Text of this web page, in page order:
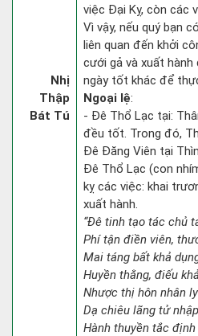
Nhị
Thập
Bát Tú
việc Đại Kỵ, còn các
Vì vậy, nếu quý bạn
liên quan đến khởi
cưới gả và xuất
ngày tốt khác để
Ngoại lệ:
- Đê Thổ Lạc tại:
đều tốt. Trong đó,
Đê Đăng Viên tại
Đê Thổ Lạc (con
kỵ các việc: khai
xuất hành.
“Đê tinh tạo tác chủ
Phí tận điền viên,
Mai táng bất khả
Huyền thằng, điếu
Nhược thị hôn nhân
Dạ chiêu lãng tử
Hành thuyền tắc